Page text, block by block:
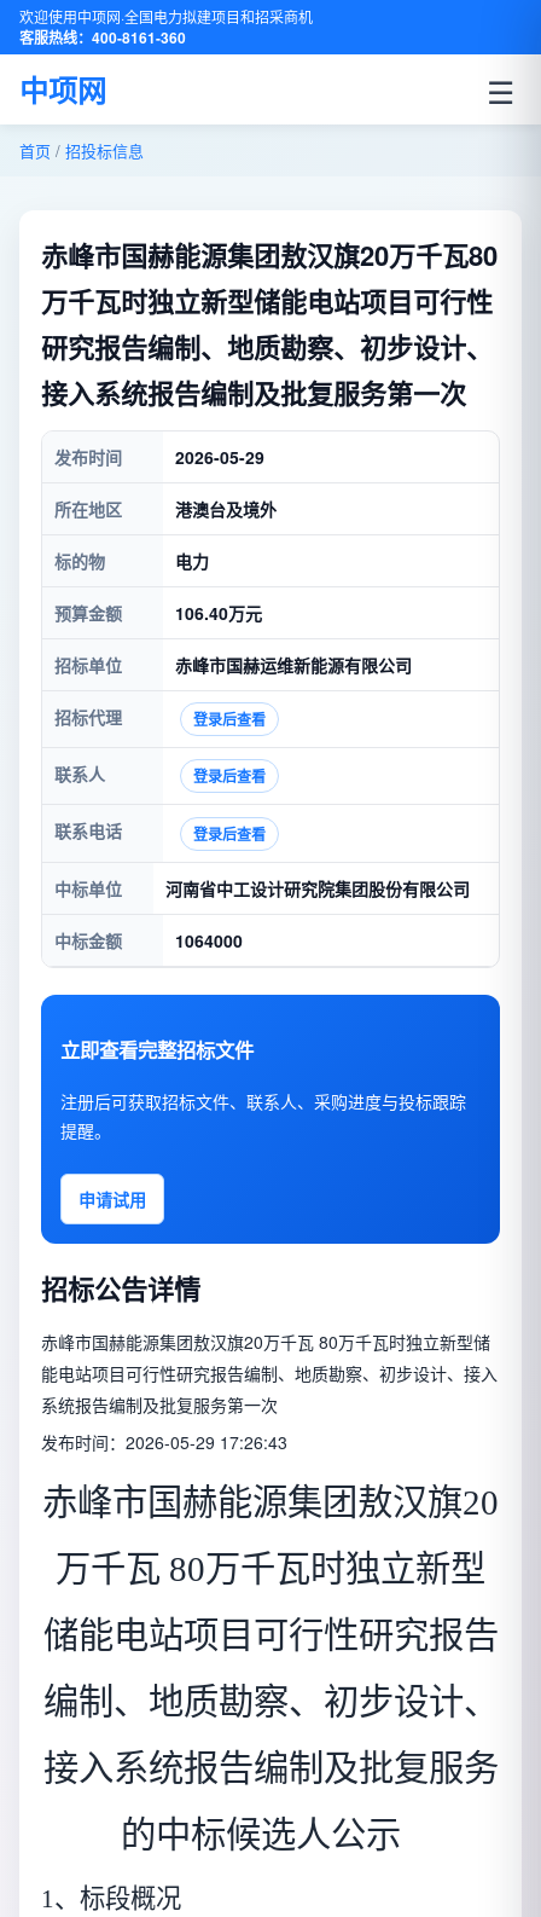
欢迎使用中项网·全国电力拟建项目和招采商机
客服热线：400-8161-360
中项网 ☰
首页 / 招投标信息
赤峰市国赫能源集团敖汉旗20万千瓦80
万千瓦时独立新型储能电站项目可行性
研究报告编制、地质勘察、初步设计、
接入系统报告编制及批复服务第一次
发布时间 2026-05-29
所在地区 港澳台及境外
标的物 电力
预算金额 106.40万元
招标单位 赤峰市国赫运维新能源有限公司
招标代理 登录后查看
联系人 登录后查看
联系电话 登录后查看
中标单位 河南省中工设计研究院集团股份有限公司
中标金额 1064000
立即查看完整招标文件
注册后可获取招标文件、联系人、采购进度与投标跟踪
提醒。
申请试用
招标公告详情
赤峰市国赫能源集团敖汉旗20万千瓦 80万千瓦时独立新型储
能电站项目可行性研究报告编制、地质勘察、初步设计、接入
系统报告编制及批复服务第一次
发布时间：2026-05-29 17:26:43
赤峰市国赫能源集团敖汉旗20
万千瓦 80万千瓦时独立新型
储能电站项目可行性研究报告
编制、地质勘察、初步设计、
接入系统报告编制及批复服务
的中标候选人公示
1、标段概况